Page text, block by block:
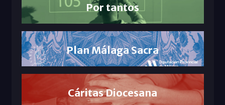
Por tantos
Plan Málaga Sacra
Cáritas Diocesana